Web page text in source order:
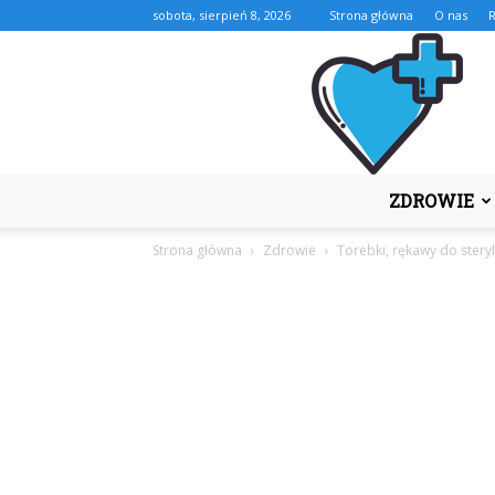
sobota, sierpień 8, 2026 Strona główna O nas
ZDROWIE
Strona główna Zdrowie Torebki, rękawy do